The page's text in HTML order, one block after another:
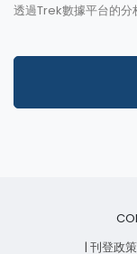
透過Trek數據平台的分
| 刊登政策